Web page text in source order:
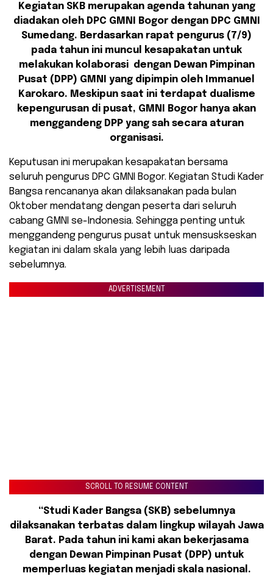
Kegiatan SKB merupakan agenda tahunan yang
diadakan oleh DPC GMNI Bogor dengan DPC GMNI
Sumedang. Berdasarkan rapat pengurus (7/9)
pada tahun ini muncul kesapakatan untuk
melakukan kolaborasi dengan Dewan Pimpinan
Pusat (DPP) GMNI yang dipimpin oleh Immanuel
Karokaro. Meskipun saat ini terdapat dualisme
kepengurusan di pusat, GMNI Bogor hanya akan
menggandeng DPP yang sah secara aturan
organisasi.
Keputusan ini merupakan kesapakatan bersama
seluruh pengurus DPC GMNI Bogor. Kegiatan Studi Kader
Bangsa rencananya akan dilaksanakan pada bulan
Oktober mendatang dengan peserta dari seluruh
cabang GMNI se-Indonesia. Sehingga penting untuk
menggandeng pengurus pusat untuk mensuskseskan
kegiatan ini dalam skala yang lebih luas daripada
sebelumnya.
ADVERTISEMENT
SCROLL TO RESUME CONTENT
“Studi Kader Bangsa (SKB) sebelumnya
dilaksanakan terbatas dalam lingkup wilayah Jawa
Barat. Pada tahun ini kami akan bekerjasama
dengan Dewan Pimpinan Pusat (DPP) untuk
memperluas kegiatan menjadi skala nasional.